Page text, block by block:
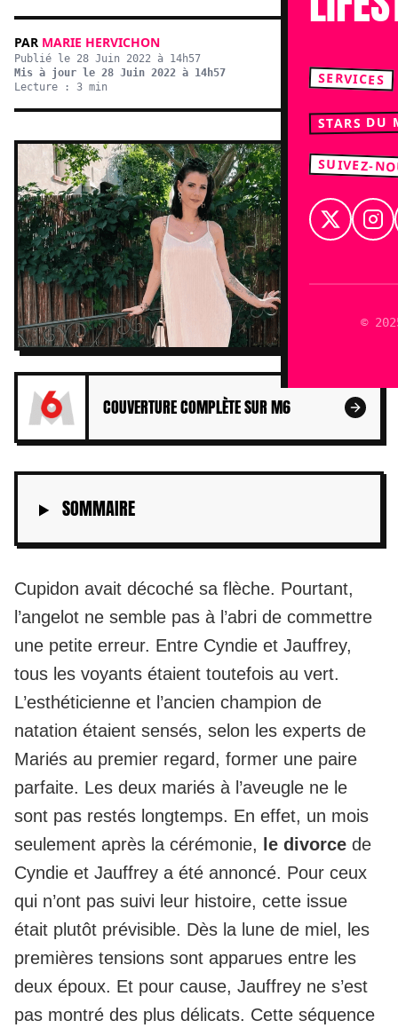
SERVICES
STARS DU
SUIVEZ-
©
PAR MARIE HERVICHON
Publié le 28 Juin 2022 à 14h57
Mis à jour le 28 Juin 2022 à 14h57
Lecture : 3 min
COUVERTURE COMPLÈTE SUR M6
SOMMAIRE
Cupidon avait décoché sa flèche. Pourtant,
l’angelot ne semble pas à l’abri de commettre
une petite erreur. Entre Cyndie et Jauffrey,
tous les voyants étaient toutefois au vert.
L’esthéticienne et l’ancien champion de
natation étaient sensés, selon les experts de
Mariés au premier regard, former une paire
parfaite. Les deux mariés à l’aveugle ne le
sont pas restés longtemps. En effet, un mois
seulement après la cérémonie,
le divorce de
Cyndie et Jauffrey a été annoncé. Pour ceux
qui n’ont pas suivi leur histoire, cette issue
était plutôt prévisible. Dès la lune de miel, les
premières tensions sont apparues entre les
deux époux. Et pour cause, Jauffrey ne s’est
pas montré des plus délicats. Cette séquence